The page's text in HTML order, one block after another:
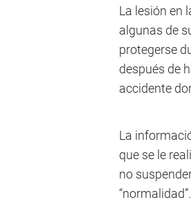
La lesión en
algunas de
protegerse
después de
accidente
La
que se le
no
“normalidad”.